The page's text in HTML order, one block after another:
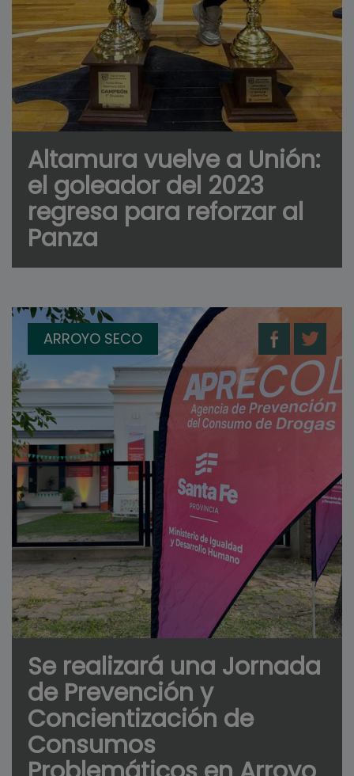
Altamura vuelve a Unión:
el goleador del 2023
regresa para reforzar al
Panza
ARROYO SECO
Se realizará una Jornada
de Prevención y
Concientización de
Consumos